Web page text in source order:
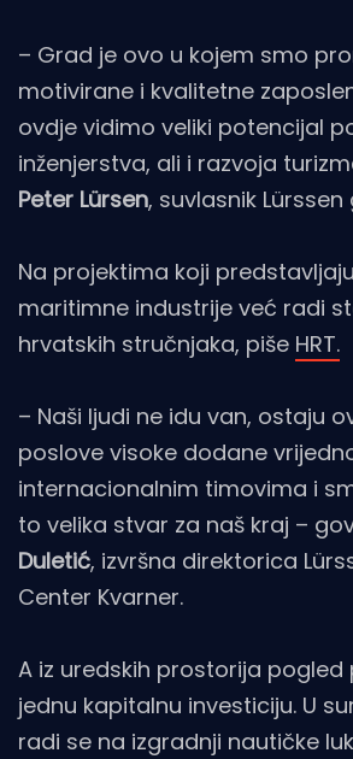
– Grad je ovo u kojem smo
motivirane i kvalitetne
ovdje vidimo veliki potencijal
inženjerstva, ali i razvoja
Peter Lürsen, suvlasnik Lürssen
Na projektima koji
maritimne industrije već radi
hrvatskih stručnjaka, piše HRT.
– Naši ljudi ne idu van, ostaju
poslove visoke dodane
internacionalnim timovima i
to velika stvar za naš kraj –
Duletić, izvršna direktorica
Center Kvarner.
A iz uredskih prostorija pogled
jednu kapitalnu investiciju. U
radi se na izgradnji nautičke